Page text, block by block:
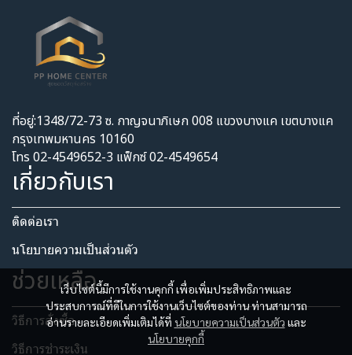
เว็บไซต์นี้มีการใช้งานคุกกี้ เพื่อเพิ่มประสิทธิภาพและ
ประสบการณ์ที่ดีในการใช้งานเว็บไซต์ของท่าน ท่านสามารถ
อ่านรายละเอียดเพิ่มเติมได้ที่ นโยบายความเป็นส่วนตัว และ
นโยบายคุกกี้
ที่อยู่:1348/72-73 ซ. กาญจนาภิเษก 008 แขวงบางแค เขตบางแค
กรุงเทพมหานคร 10160
โทร 02-4549652-3 แฟ็กซ์ 02-4549654
เกี่ยวกับเรา
ติดต่อเรา
นโยบายความเป็นส่วนตัว​
ช่วยเหลือ
วิธีการสั่งซื้อ
วิธีการชำระเงิน